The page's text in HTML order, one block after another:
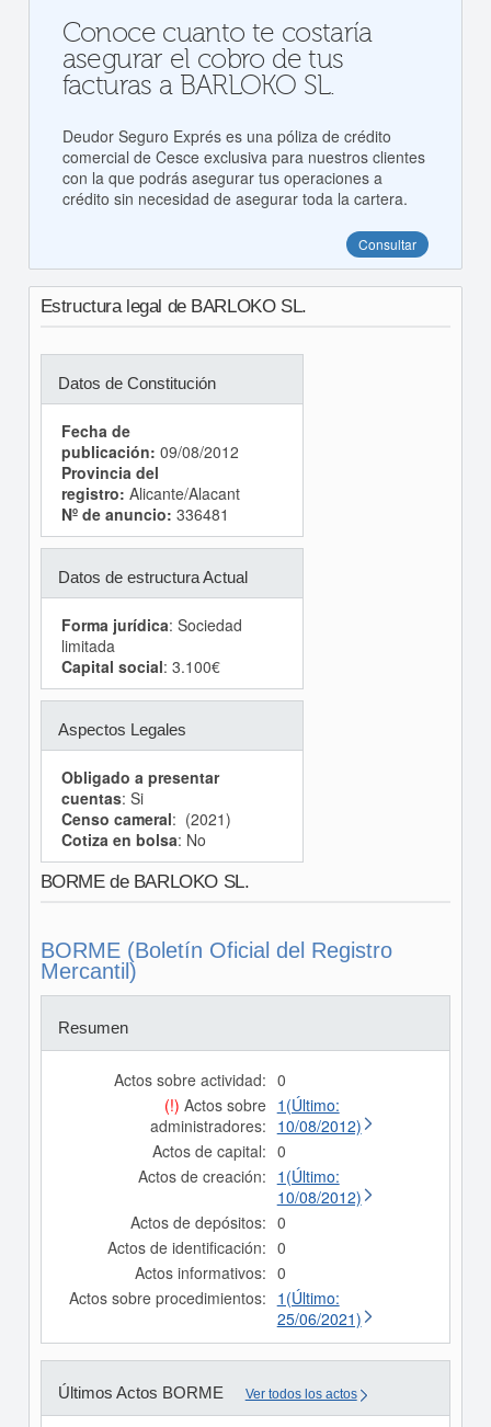
Conoce cuanto te costaría
asegurar el cobro de tus
facturas a BARLOKO SL.
Deudor Seguro Exprés es una póliza de crédito
comercial de Cesce exclusiva para nuestros clientes
con la que podrás asegurar tus operaciones a
crédito sin necesidad de asegurar toda la cartera.
Consultar
Estructura legal de BARLOKO SL.
Datos de Constitución
Fecha de
publicación: 09/08/2012
Provincia del
registro: Alicante/Alacant
Nº de anuncio: 336481
Datos de estructura Actual
Forma jurídica: Sociedad
limitada
Capital social: 3.100€
Aspectos Legales
Obligado a presentar
cuentas: Si
Censo cameral: (2021)
Cotiza en bolsa: No
BORME de BARLOKO SL.
BORME (Boletín Oficial del Registro
Mercantil)
Resumen
Actos sobre actividad: 0
(!) Actos sobre
administradores:
1(Último:
10/08/2012)
Actos de capital: 0
Actos de creación: 1(Último:
10/08/2012)
Actos de depósitos: 0
Actos de identificación: 0
Actos informativos: 0
Actos sobre procedimientos: 1(Último:
25/06/2021)
Últimos Actos BORME Ver todos los actos